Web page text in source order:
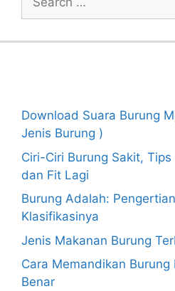
for:
Download Suara Burung
Jenis Burung )
Ciri-Ciri Burung Sakit,
dan Fit Lagi
Burung Adalah:
Klasifikasinya
Jenis Makanan Burung
Cara Memandikan Burung
Benar